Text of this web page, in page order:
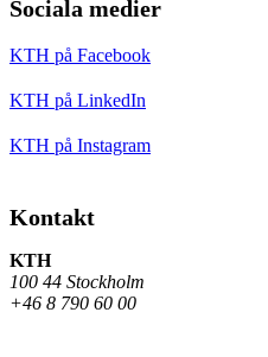
Sociala medier
KTH på Facebook
KTH på LinkedIn
KTH på Instagram
Kontakt
KTH
100 44 Stockholm
+46 8 790 60 00